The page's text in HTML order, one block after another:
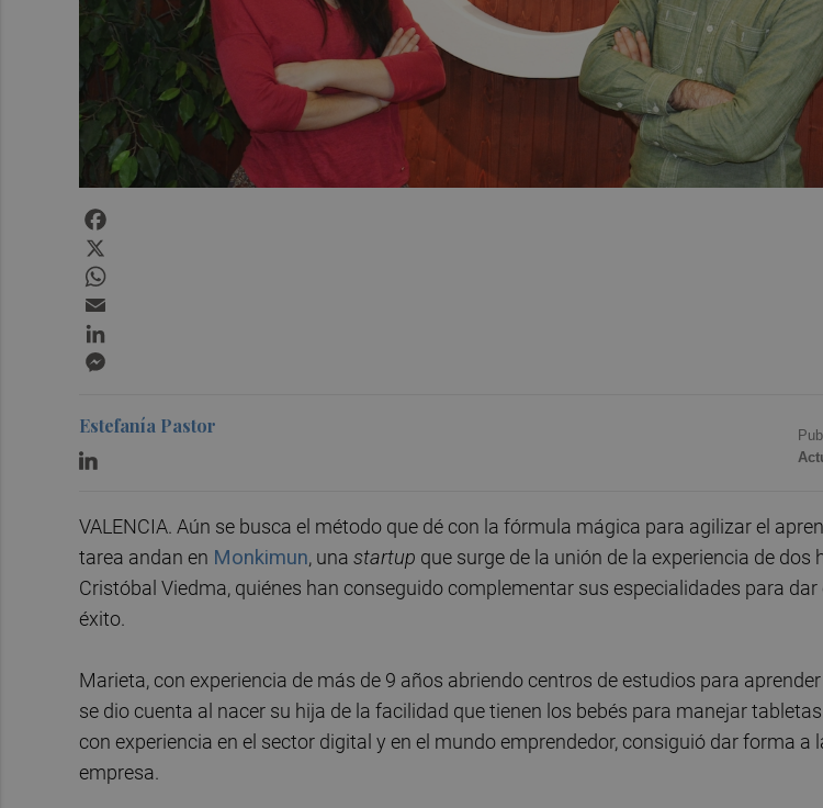
Estefanía Pastor
VALENCIA. Aún se busca el método que dé con la fórmula mágica para agilizar el
tarea andan en Monkimun, una startup que surge de la unión de la experiencia de dos
Cristóbal Viedma, quiénes han conseguido complementar sus especialidades para
éxito.
Marieta, con experiencia de más de 9 años abriendo centros de estudios para
se dio cuenta al nacer su hija de la facilidad que tienen los bebés para manejar
con experiencia en el sector digital y en el mundo emprendedor, consiguió dar forma a
empresa.